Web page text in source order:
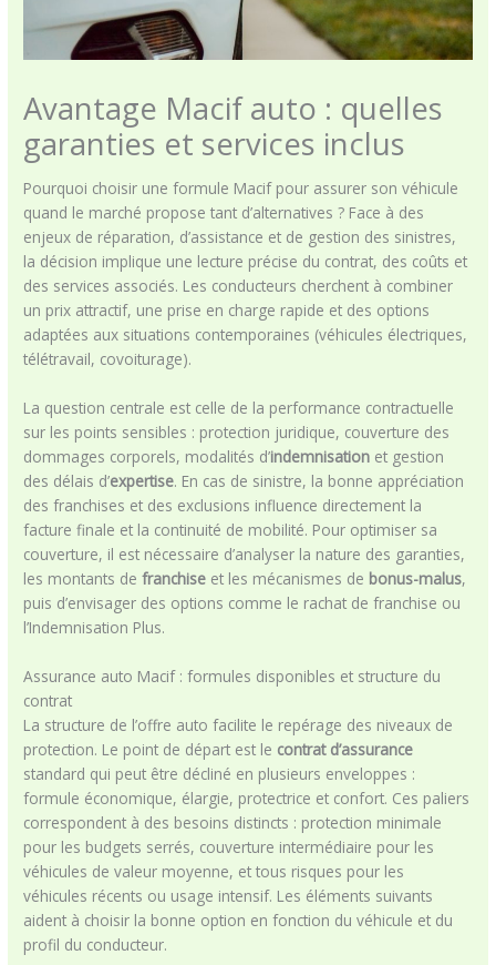
Avantage Macif auto : quelles
garanties et services inclus
Pourquoi choisir une formule Macif pour assurer son véhicule
quand le marché propose tant d’alternatives ? Face à des
enjeux de réparation, d’assistance et de gestion des sinistres,
la décision implique une lecture précise du contrat, des coûts et
des services associés. Les conducteurs cherchent à combiner
un prix attractif, une prise en charge rapide et des options
adaptées aux situations contemporaines (véhicules électriques,
télétravail, covoiturage).
La question centrale est celle de la performance contractuelle
sur les points sensibles : protection juridique, couverture des
dommages corporels, modalités d’indemnisation et gestion
des délais d’expertise. En cas de sinistre, la bonne appréciation
des franchises et des exclusions influence directement la
facture finale et la continuité de mobilité. Pour optimiser sa
couverture, il est nécessaire d’analyser la nature des garanties,
les montants defranchise et les mécanismes de bonus-malus,
puis d’envisager des options comme le rachat de franchise ou
l’Indemnisation Plus.
Assurance auto Macif : formules disponibles et structure du
contrat
La structure de l’offre auto facilite le repérage des niveaux de
protection. Le point de départ est le contrat d’assurance
standard qui peut être décliné en plusieurs enveloppes :
formule économique, élargie, protectrice et confort. Ces paliers
correspondent à des besoins distincts : protection minimale
pour les budgets serrés, couverture intermédiaire pour les
véhicules de valeur moyenne, et tous risques pour les
véhicules récents ou usage intensif. Les éléments suivants
aident à choisir la bonne option en fonction du véhicule et du
profil du conducteur.